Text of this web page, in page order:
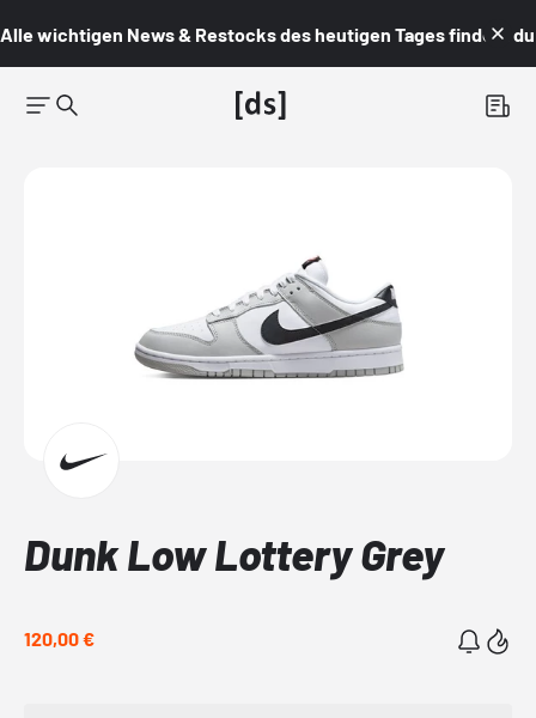
Alle wichtigen News & Restocks des heutigen Tages findest du
Dunk Low Lottery Grey
120,00 €